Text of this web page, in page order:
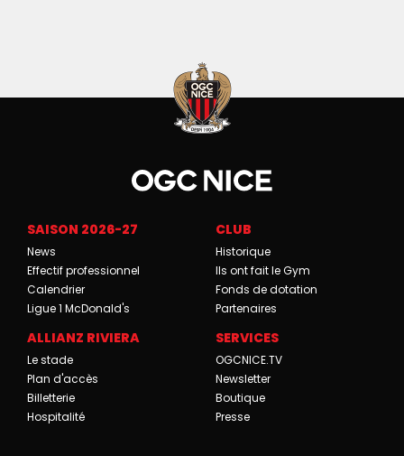
SAISON 2026-27
News
Effectif professionnel
Calendrier
Ligue 1 McDonald's
CLUB
Historique
Ils ont fait le Gym
Fonds de dotation
Partenaires
ALLIANZ RIVIERA
Le stade
Plan d'accès
Billetterie
Hospitalité
SERVICES
OGCNICE.TV
Newsletter
Boutique
Presse